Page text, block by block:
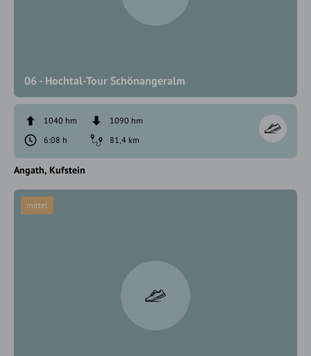
06 - Hochtal-Tour Schönangeralm
1040 hm
1090 hm
6:08 h
81,4 km
Angath Kufstein
mittel